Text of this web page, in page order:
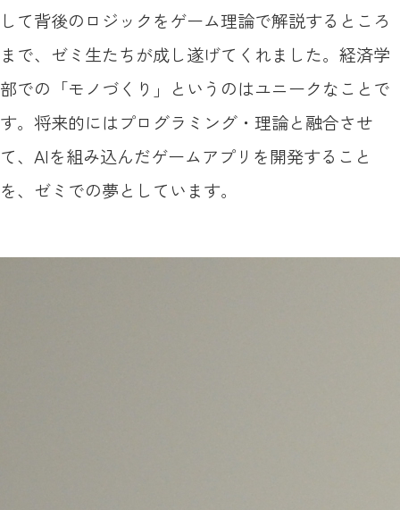
して背後のロジックをゲーム理論で解説するところ
まで、ゼミ生たちが成し遂げてくれました。経済学
部での「モノづくり」というのはユニークなことで
す。将来的にはプログラミング・理論と融合させ
て、AIを組み込んだゲームアプリを開発すること
を、ゼミでの夢としています。